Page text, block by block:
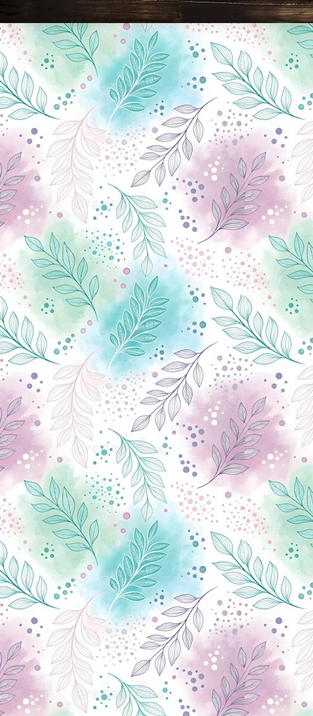
Новини Чернігова, Чернігівські новини, Чернігівський формат, новини Чернігова, події в Чернігові: політика, економіка, аналітика, культура, відеоновини, екологія, спортивний Чернігів, туризм, Чернігів